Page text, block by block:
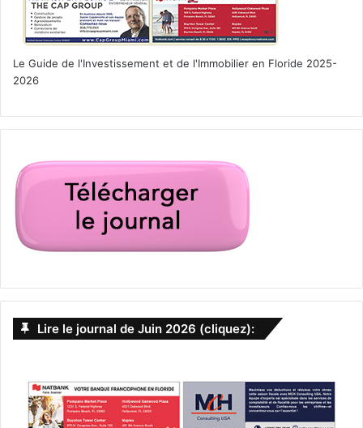
Dylan O’Brien.
Brad’s Status
[ot-video type= »youtube »
url= »https://youtu.be/22w8T9K8iRU »]
Père et fils font la tournée des universités de la cote est. A
l’université avec ses amis et imagine qu’il est celui qui a le
permettre de renouer avec ses anciens amis et de faire le
Une comédie de Mike White avec Ben Stiller, Austin
Abrams, Michael Sheen.
Le Guide de l'Investissement et de l'Immobilier en Floride 2025-
2026
Lire le journal de Juin 2026 (cliquez):